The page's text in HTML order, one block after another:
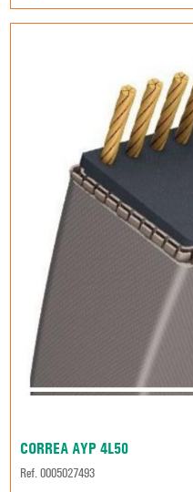
CORREA AYP 4L50
Ref. 0005027493